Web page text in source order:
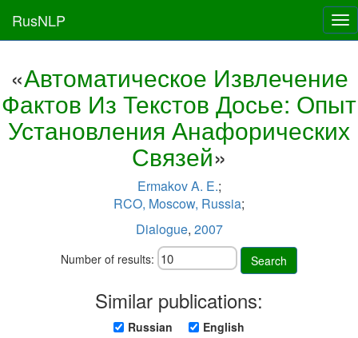
RusNLP
«Автоматическое Извлечение
Фактов Из Текстов Досье: Опыт
Установления Анафорических
Связей»
Ermakov A. E.;
RCO, Moscow, Russia;
Dialogue, 2007
Number of results: Search
Similar publications:
Russian English